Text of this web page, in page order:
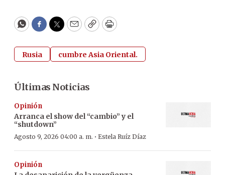
WhatsApp
Facebook
Twitter
EmailCopyPrint
Rusia cumbre Asia Oriental.
Últimas Noticias
Opinión
Arranca el show del “cambio” y el
“shutdown”
Agosto 9, 2026 04:00 a. m. · Estela Ruíz Díaz
Opinión